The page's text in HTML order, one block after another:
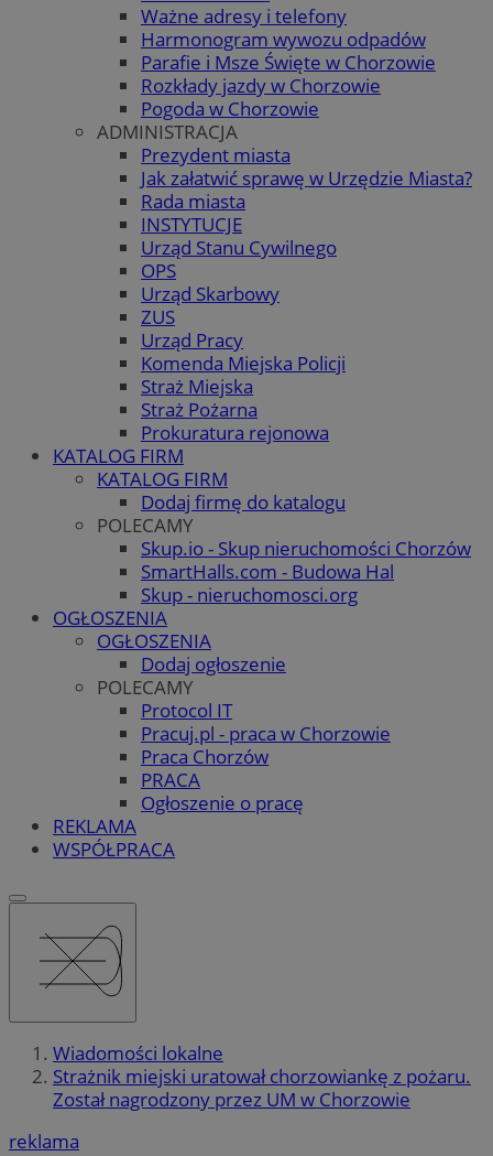
Ważne adresy i telefony
Harmonogram wywozu odpadów
Parafie i Msze Święte w Chorzowie
Rozkłady jazdy w Chorzowie
Pogoda w Chorzowie
ADMINISTRACJA
Prezydent miasta
Jak załatwić sprawę w Urzędzie Miasta?
Rada miasta
INSTYTUCJE
Urząd Stanu Cywilnego
OPS
Urząd Skarbowy
ZUS
Urząd Pracy
Komenda Miejska Policji
Straż Miejska
Straż Pożarna
Prokuratura rejonowa
KATALOG FIRM
KATALOG FIRM
Dodaj firmę do katalogu
POLECAMY
Skup.io - Skup nieruchomości Chorzów
SmartHalls.com - Budowa Hal
Skup - nieruchomosci.org
OGŁOSZENIA
OGŁOSZENIA
Dodaj ogłoszenie
POLECAMY
Protocol IT
Pracuj.pl - praca w Chorzowie
Praca Chorzów
PRACA
Ogłoszenie o pracę
REKLAMA
WSPÓŁPRACA
Wiadomości lokalne
Strażnik miejski uratował chorzowiankę z pożaru.
Został nagrodzony przez UM w Chorzowie
reklama